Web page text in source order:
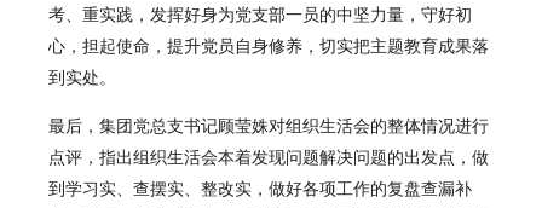
考、重实践，发挥好身为党支部一员的中坚力量，守好初
心，担起使命，提升党员自身修养，切实把主题教育成果落
到实处。
最后，集团党总支书记顾莹姝对组织生活会的整体情况进行
点评，指出组织生活会本着发现问题解决问题的出发点，做
到学习实、查摆实、整改实，做好各项工作的复盘查漏补